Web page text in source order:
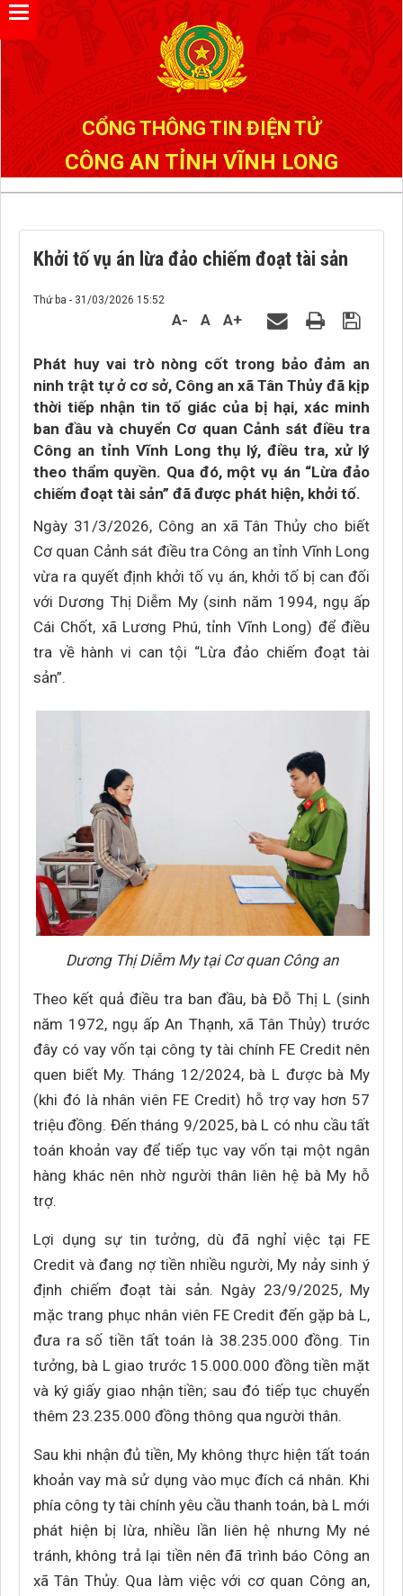
CỔNG THÔNG TIN ĐIỆN TỬ
CÔNG AN TỈNH VĨNH LONG
Khởi tố vụ án lừa đảo chiếm đoạt tài sản
Thứ ba - 31/03/2026 15:52
A- A A+
Phát huy vai trò nòng cốt trong bảo đảm an
ninh trật tự ở cơ sở, Công an xã Tân Thủy đã kịp
thời tiếp nhận tin tố giác của bị hại, xác minh
ban đầu và chuyển Cơ quan Cảnh sát điều tra
Công an tỉnh Vĩnh Long thụ lý, điều tra, xử lý
theo thẩm quyền. Qua đó, một vụ án “Lừa đảo
chiếm đoạt tài sản” đã được phát hiện, khởi tố.
Ngày 31/3/2026, Công an xã Tân Thủy cho biết
Cơ quan Cảnh sát điều tra Công an tỉnh Vĩnh Long
vừa ra quyết định khởi tố vụ án, khởi tố bị can đối
với Dương Thị Diễm My (sinh năm 1994, ngụ ấp
Cái Chốt, xã Lương Phú, tỉnh Vĩnh Long) để điều
tra về hành vi can tội “Lừa đảo chiếm đoạt tài
sản”.
Dương Thị Diễm My tại Cơ quan Công an
Theo kết quả điều tra ban đầu, bà Đỗ Thị L (sinh
năm 1972, ngụ ấp An Thạnh, xã Tân Thủy) trước
đây có vay vốn tại công ty tài chính FE Credit nên
quen biết My. Tháng 12/2024, bà L được bà My
(khi đó là nhân viên FE Credit) hỗ trợ vay hơn 57
triệu đồng. Đến tháng 9/2025, bà L có nhu cầu tất
toán khoản vay để tiếp tục vay vốn tại một ngân
hàng khác nên nhờ người thân liên hệ bà My hỗ
trợ.
Lợi dụng sự tin tưởng, dù đã nghỉ việc tại FE
Credit và đang nợ tiền nhiều người, My nảy sinh ý
định chiếm đoạt tài sản. Ngày 23/9/2025, My
mặc trang phục nhân viên FE Credit đến gặp bà L,
đưa ra số tiền tất toán là 38.235.000 đồng. Tin
tưởng, bà L giao trước 15.000.000 đồng tiền mặt
và ký giấy giao nhận tiền; sau đó tiếp tục chuyển
thêm 23.235.000 đồng thông qua người thân.
Sau khi nhận đủ tiền, My không thực hiện tất toán
khoản vay mà sử dụng vào mục đích cá nhân. Khi
phía công ty tài chính yêu cầu thanh toán, bà L mới
phát hiện bị lừa, nhiều lần liên hệ nhưng My né
tránh, không trả lại tiền nên đã trình báo Công an
xã Tân Thủy. Qua làm việc với cơ quan Công an,